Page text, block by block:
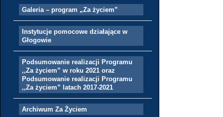
Galeria – program „Za życiem”
Instytucje pomocowe działające w
Głogowie
Podsumowanie realizacji Programu
,,Za życiem” w roku 2021 oraz
Podsumowanie realizacji Programu
,,Za życiem” latach 2017-2021
Archiwum Za Życiem